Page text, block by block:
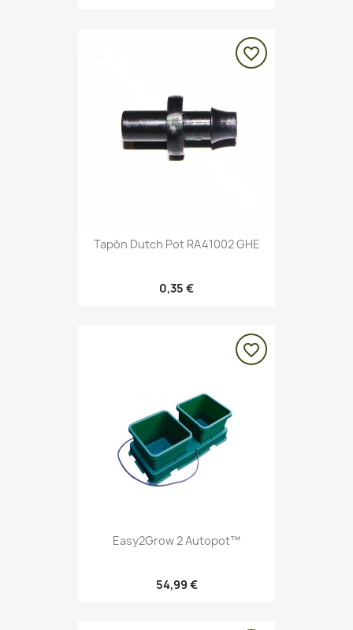
Tapón Dutch Pot RA41002 GHE
0,35 €
favorite_border
Easy2Grow 2 Autopot™
54,99 €
favorite_border